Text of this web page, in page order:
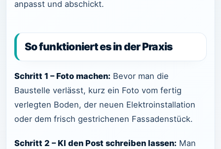
anpasst und abschickt.
So funktioniert es in der Praxis
Schritt 1 – Foto machen: Bevor man die
Baustelle verlässt, kurz ein Foto vom fertig
verlegten Boden, der neuen Elektroinstallation
oder dem frisch gestrichenen Fassadenstück.
Schritt 2 – KI den Post schreiben lassen: Man